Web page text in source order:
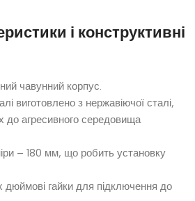
і конструктивні
чавунний корпус.
виготовлено з нержавіючої сталі,
до агресивного середовища
– 180 мм, що робить установку
дюймові гайки для підключення до